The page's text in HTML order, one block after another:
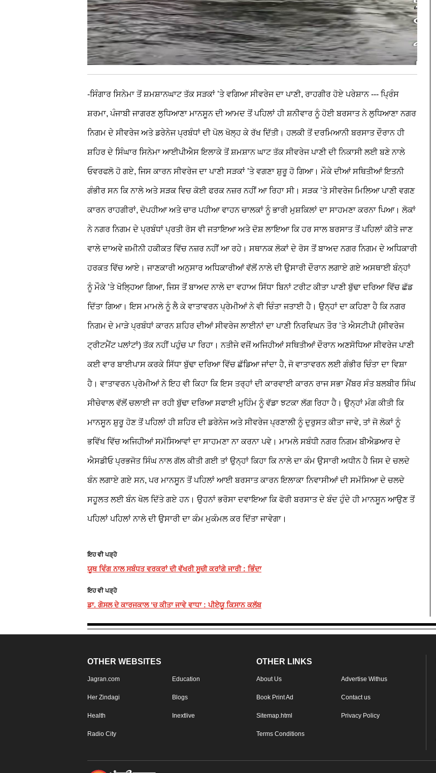
-ਸਿੰਗਾਰ ਸਿਨੇਮਾ ਤੋਂ ਸ਼ਮਸ਼ਾਨਘਾਟ ਤੱਕ ਸੜਕਾਂ ’ਤੇ ਵਗਿਆ ਸੀਵਰੇਜ ਦਾ ਪਾਣੀ, ਰਾਹਗੀਰ ਹੋਏ ਪਰੇਸ਼ਾਨ--- ਪ੍ਰਿੰਸ
ਸ਼ਰਮਾ, ਪੰਜਾਬੀ ਜਾਗਰਣ ਲੁਧਿਆਣਾ ਮਾਨਸੂਨ ਦੀ ਆਮਦ ਤੋਂ ਪਹਿਲਾਂ ਹੀ ਸ਼ਨੀਵਾਰ ਨੂੰ ਹੋਈ ਬਰਸਾਤ ਨੇ ਲੁਧਿਆਣਾ ਨਗਰ
ਨਿਗਮ ਦੇ ਸੀਵਰੇਜ ਅਤੇ ਡਰੇਨੇਜ ਪ੍ਰਬੰਧਾਂ ਦੀ ਪੋਲ ਖੋਲ੍ਹ ਕੇ ਰੱਖ ਦਿੱਤੀ। ਹਲਕੀ ਤੋਂ ਦਰਮਿਆਨੀ ਬਰਸਾਤ ਦੌਰਾਨ ਹੀ
ਸ਼ਹਿਰ ਦੇ ਸਿੰਘਾਰ ਸਿਨੇਮਾ ਆਈਪੀਐਸ ਇਲਾਕੇ ਤੋਂ ਸ਼ਮਸ਼ਾਨ ਘਾਟ ਤੱਕ ਸੀਵਰੇਜ ਪਾਣੀ ਦੀ ਨਿਕਾਸੀ ਲਈ ਬਣੇ ਨਾਲੇ
ਓਵਰਫਲੋ ਹੋ ਗਏ, ਜਿਸ ਕਾਰਨ ਸੀਵਰੇਜ ਦਾ ਪਾਣੀ ਸੜਕਾਂ ’ਤੇ ਵਗਣਾ ਸ਼ੁਰੂ ਹੋ ਗਿਆ। ਮੌਕੇ ਦੀਆਂ ਸਥਿਤੀਆਂ ਇਤਨੀ
ਗੰਭੀਰ ਸਨ ਕਿ ਨਾਲੇ ਅਤੇ ਸੜਕ ਵਿਚ ਕੋਈ ਫਰਕ ਨਜ਼ਰ ਨਹੀਂ ਆ ਰਿਹਾ ਸੀ। ਸੜਕ ’ਤੇ ਸੀਵਰੇਜ ਮਿਲਿਆ ਪਾਣੀ ਵਗਣ
ਕਾਰਨ ਰਾਹਗੀਰਾਂ, ਦੋਪਹੀਆ ਅਤੇ ਚਾਰ ਪਹੀਆ ਵਾਹਨ ਚਾਲਕਾਂ ਨੂੰ ਭਾਰੀ ਮੁਸ਼ਕਿਲਾਂ ਦਾ ਸਾਹਮਣਾ ਕਰਨਾ ਪਿਆ। ਲੋਕਾਂ
ਨੇ ਨਗਰ ਨਿਗਮ ਦੇ ਪ੍ਰਬੰਧਾਂ ਪ੍ਰਤੀ ਰੋਸ ਵੀ ਜਤਾਇਆ ਅਤੇ ਦੋਸ਼ ਲਾਇਆ ਕਿ ਹਰ ਸਾਲ ਬਰਸਾਤ ਤੋਂ ਪਹਿਲਾਂ ਕੀਤੇ ਜਾਣ
ਵਾਲੇ ਦਾਅਵੇ ਜ਼ਮੀਨੀ ਹਕੀਕਤ ਵਿੱਚ ਨਜ਼ਰ ਨਹੀਂ ਆ ਰਹੇ। ਸਥਾਨਕ ਲੋਕਾਂ ਦੇ ਰੋਸ ਤੋਂ ਬਾਅਦ ਨਗਰ ਨਿਗਮ ਦੇ ਅਧਿਕਾਰੀ
ਹਰਕਤ ਵਿੱਚ ਆਏ। ਜਾਣਕਾਰੀ ਅਨੁਸਾਰ ਅਧਿਕਾਰੀਆਂ ਵੱਲੋਂ ਨਾਲੇ ਦੀ ਉਸਾਰੀ ਦੌਰਾਨ ਲਗਾਏ ਗਏ ਅਸਥਾਈ ਬੰਨ੍ਹਾਂ
ਨੂੰ ਮੌਕੇ ’ਤੇ ਖੋਲ੍ਹਿਆ ਗਿਆ, ਜਿਸ ਤੋਂ ਬਾਅਦ ਨਾਲੇ ਦਾ ਵਹਾਅ ਸਿੱਧਾ ਬਿਨਾਂ ਟਰੀਟ ਕੀਤਾ ਪਾਣੀ ਬੁੱਢਾ ਦਰਿਆ ਵਿੱਚ ਛੱਡ
ਦਿੱਤਾ ਗਿਆ। ਇਸ ਮਾਮਲੇ ਨੂੰ ਲੈ ਕੇ ਵਾਤਾਵਰਨ ਪ੍ਰੇਮੀਆਂ ਨੇ ਵੀ ਚਿੰਤਾ ਜਤਾਈ ਹੈ। ਉਨ੍ਹਾਂ ਦਾ ਕਹਿਣਾ ਹੈ ਕਿ ਨਗਰ
ਨਿਗਮ ਦੇ ਮਾੜੇ ਪ੍ਰਬੰਧਾਂ ਕਾਰਨ ਸ਼ਹਿਰ ਦੀਆਂ ਸੀਵਰੇਜ ਲਾਈਨਾਂ ਦਾ ਪਾਣੀ ਨਿਰਵਿਘਨ ਤੌਰ ’ਤੇ ਐਸਟੀਪੀ (ਸੀਵਰੇਜ
ਟ੍ਰੀਟਮੈਂਟ ਪਲਾਂਟਾਂ) ਤੱਕ ਨਹੀਂ ਪਹੁੰਚ ਪਾ ਰਿਹਾ। ਨਤੀਜੇ ਵਜੋਂ ਅਜਿਹੀਆਂ ਸਥਿਤੀਆਂ ਦੌਰਾਨ ਅਣਸੋਧਿਆ ਸੀਵਰੇਜ ਪਾਣੀ
ਕਈ ਵਾਰ ਬਾਈਪਾਸ ਕਰਕੇ ਸਿੱਧਾ ਬੁੱਢਾ ਦਰਿਆ ਵਿੱਚ ਛੱਡਿਆ ਜਾਂਦਾ ਹੈ, ਜੋ ਵਾਤਾਵਰਨ ਲਈ ਗੰਭੀਰ ਚਿੰਤਾ ਦਾ ਵਿਸ਼ਾ
ਹੈ। ਵਾਤਾਵਰਨ ਪ੍ਰੇਮੀਆਂ ਨੇ ਇਹ ਵੀ ਕਿਹਾ ਕਿ ਇਸ ਤਰ੍ਹਾਂ ਦੀ ਕਾਰਵਾਈ ਕਾਰਨ ਰਾਜ ਸਭਾ ਮੈਂਬਰ ਸੰਤ ਬਲਬੀਰ ਸਿੰਘ
ਸੀਚੇਵਾਲ ਵੱਲੋਂ ਚਲਾਈ ਜਾ ਰਹੀ ਬੁੱਢਾ ਦਰਿਆ ਸਫਾਈ ਮੁਹਿੰਮ ਨੂੰ ਵੱਡਾ ਝਟਕਾ ਲੱਗ ਰਿਹਾ ਹੈ। ਉਨ੍ਹਾਂ ਮੰਗ ਕੀਤੀ ਕਿ
ਮਾਨਸੂਨ ਸ਼ੁਰੂ ਹੋਣ ਤੋਂ ਪਹਿਲਾਂ ਹੀ ਸ਼ਹਿਰ ਦੀ ਡਰੇਨੇਜ ਅਤੇ ਸੀਵਰੇਜ ਪ੍ਰਣਾਲੀ ਨੂੰ ਦੁਰੁਸਤ ਕੀਤਾ ਜਾਵੇ, ਤਾਂ ਜੋ ਲੋਕਾਂ ਨੂੰ
ਭਵਿੱਖ ਵਿੱਚ ਅਜਿਹੀਆਂ ਸਮੱਸਿਆਵਾਂ ਦਾ ਸਾਹਮਣਾ ਨਾ ਕਰਨਾ ਪਵੇ। ਮਾਮਲੇ ਸਬੰਧੀ ਨਗਰ ਨਿਗਮ ਬੀਐਡਆਰ ਦੇ
ਐਸਡੀਓ ਪ੍ਰਭਜੋਤ ਸਿੰਘ ਨਾਲ ਗੱਲ ਕੀਤੀ ਗਈ ਤਾਂ ਉਨ੍ਹਾਂ ਕਿਹਾ ਕਿ ਨਾਲੇ ਦਾ ਕੰਮ ਉਸਾਰੀ ਅਧੀਨ ਹੈ ਜਿਸ ਦੇ ਚਲਦੇ
ਬੰਨ ਲਗਾਏ ਗਏ ਸਨ, ਪਰ ਮਾਨਸੂਨ ਤੋਂ ਪਹਿਲਾਂ ਆਈ ਬਰਸਾਤ ਕਾਰਨ ਇਲਾਕਾ ਨਿਵਾਸੀਆਂ ਦੀ ਸਮੱਸਿਆ ਦੇ ਚਲਦੇ
ਸਹੂਲਤ ਲਈ ਬੰਨ ਖੋਲ ਦਿੱਤੇ ਗਏ ਹਨ। ਉਹਨਾਂ ਭਰੋਸਾ ਦਵਾਇਆ ਕਿ ਫੋਰੀ ਬਰਸਾਤ ਦੇ ਬੰਦ ਹੁੰਦੇ ਹੀ ਮਾਨਸੂਨ ਆਉਣ ਤੋਂ
ਪਹਿਲਾਂ ਪਹਿਲਾਂ ਨਾਲੇ ਦੀ ਉਸਾਰੀ ਦਾ ਕੰਮ ਮੁਕੰਮਲ ਕਰ ਦਿੱਤਾ ਜਾਵੇਗਾ।
ਇਹ ਵੀ ਪੜ੍ਹੋ
ਯੂਥ ਵਿੰਗ ਨਾਲ ਸਬੰਧਤ ਵਰਕਰਾਂ ਦੀ ਵੱਖਰੀ ਸੂਚੀ ਕਰਾਂਗੇ ਜਾਰੀ : ਭਿੰਦਾ
ਇਹ ਵੀ ਪੜ੍ਹੋ
ਡਾ. ਗੋਸਲ ਦੇ ਕਾਰਜਕਾਲ ’ਚ ਕੀਤਾ ਜਾਵੇ ਵਾਧਾ : ਪੀਏਯੂ ਕਿਸਾਨ ਕਲੱਬ
OTHER WEBSITES
Jagran.com Education
Her Zindagi Blogs
Health Inextlive
Radio City
OTHER LINKS
About Us Advertise Withus
Book Print Ad Contact us
Sitemap.html Privacy Policy
Terms Conditions